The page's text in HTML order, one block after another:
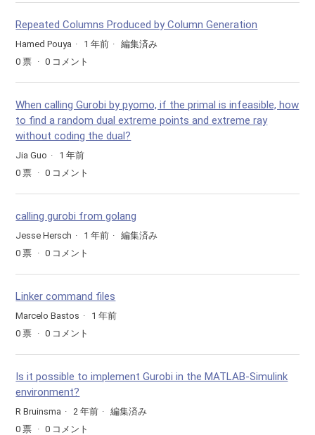
Repeated Columns Produced by Column Generation
Hamed Pouya 1 年前
編集済み
0 票 0 コメント
When calling Gurobi by pyomo, if the primal is infeasible, how
to find a random dual extreme points and extreme ray
without coding the dual?
Jia Guo
1 年前
0 票 0 コメント
calling gurobi from golang
Jesse Hersch 1 年前
編集済み
0 票 0 コメント
Linker command files
Marcelo Bastos
1 年前
0 票 0 コメント
Is it possible to implement Gurobi in the MATLAB-Simulink
environment?
R Bruinsma 2 年前
編集済み
0 票 0 コメント